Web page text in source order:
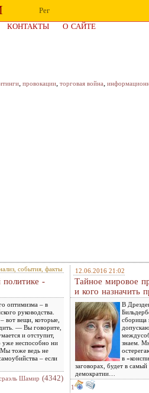
Рег
КОНТАКТЫ О САЙТЕ
, провокации, торговая война,
события, факты
политике -
оптимизма – в
руководства.
вот вещи, которые,
— Вы говорите,
и отступит,
уже неспособно ни
тоже ведь не
– если
Шамир (4342)
12.06.2016 21:02
Тайное мировое
и кого назначить
В
сборища
знаем.
в
заговорах, будет в
демократии…
1